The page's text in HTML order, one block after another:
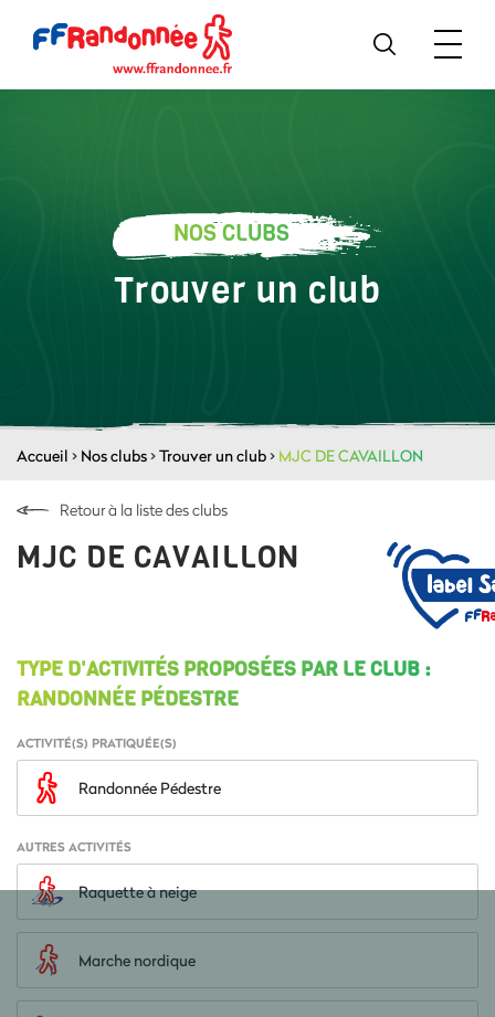
NOS CLUBS
Trouver un club
Accueil > Nos clubs>Trouver un club> MJC DE CAVAILLON
Retour à la liste des clubs
MJC DE CAVAILLON
TYPE D'ACTIVITÉS PROPOSÉES PAR LE CLUB :
RANDONNÉE PÉDESTRE
ACTIVITÉ(S) PRATIQUÉE(S)
Randonnée Pédestre
AUTRES ACTIVITÉS
Raquette à neige
Marche nordique